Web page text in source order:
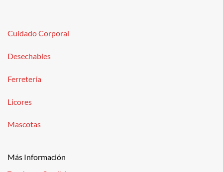
Cuidado Corporal
Desechables
Ferretería
Licores
Mascotas
Más Información